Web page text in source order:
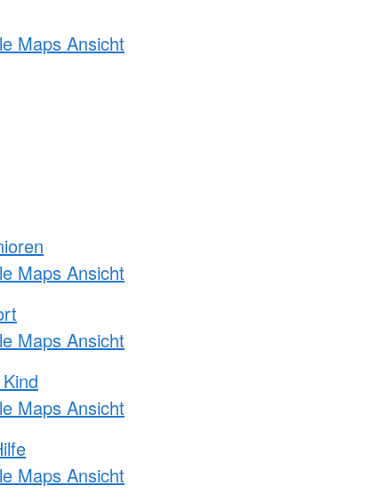
Maps Ansicht
Maps Ansicht
Maps Ansicht
Maps Ansicht
Maps Ansicht